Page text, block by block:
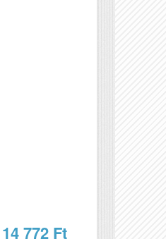
772 Ft